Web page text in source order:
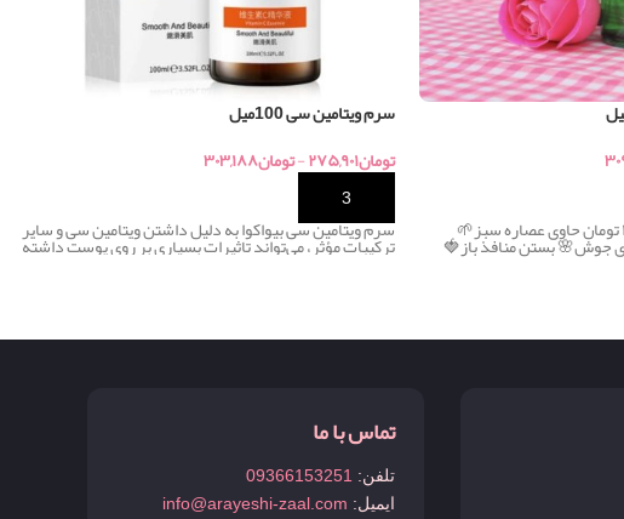
سرم چای سبز بیواکوا ۱۳۵,۰۰۰ تومان حاوی عصاره سبز🌱
جوش🌸 بستن منافذ باز🍓
سرم ویتامین سی 100میل
تومان۲۷۵,۹۰۱-تومان۳۰۳,۱۸۸
سرم ویتامین سی بیواکوا به دلیل داشتن ویتامین سی و سایر
ترکیبات مؤثر، می‌تواند تاثیرات بسیاری بر روی پوست داشته
تماس با ما
تلفن: 09366153251
ایمیل: info@arayeshi-zaal.com